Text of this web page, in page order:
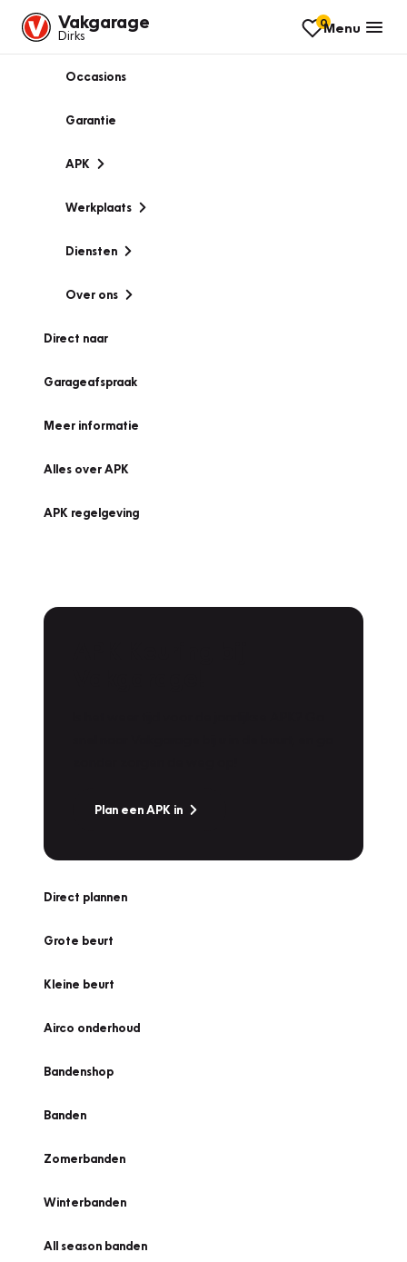
Vakgarage
Dirks
0Menu
Occasions
Garantie
APK
Werkplaats
Diensten
Over ons
Direct naar
Garageafspraak
Meer informatie
Alles over APK
APK regelgeving
Plan een APK in
Direct plannen
Grote beurt
Kleine beurt
Airco onderhoud
Bandenshop
Banden
Zomerbanden
Winterbanden
All season banden